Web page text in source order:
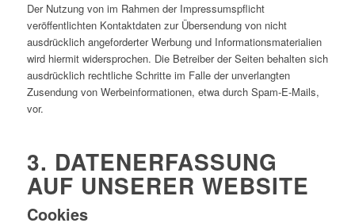
Der Nutzung von im Rahmen der Impressumspflicht
veröffentlichten Kontaktdaten zur Übersendung von nicht
ausdrücklich angeforderter Werbung und Informationsmaterialien
wird hiermit widersprochen. Die Betreiber der Seiten behalten sich
ausdrücklich rechtliche Schritte im Falle der unverlangten
Zusendung von Werbeinformationen, etwa durch Spam-E-Mails,
vor.
3. DATENERFASSUNG
AUF UNSERER WEBSITE
Cookies